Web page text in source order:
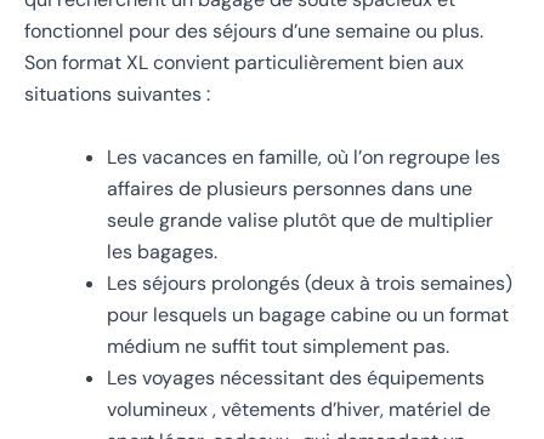
fonctionnel pour des séjours d’une semaine ou plus.
Son format XL convient particulièrement bien aux
situations suivantes :
Les vacances en famille, où l’on regroupe les
affaires de plusieurs personnes dans une
seule grande valise plutôt que de multiplier
les bagages.
Les séjours prolongés (deux à trois semaines)
pour lesquels un bagage cabine ou un format
médium ne suffit tout simplement pas.
Les voyages nécessitant des équipements
volumineux , vêtements d’hiver, matériel de